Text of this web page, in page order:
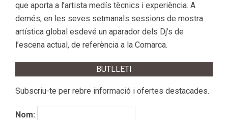
que aporta a l’artista medís tècnics i experiència. A
demés, en les seves setmanals sessions de mostra
artística global esdevé un aparador dels Dj’s de
l’escena actual, de referència a la Comarca.
BUTLLETI
Subscriu-te per rebre informació i ofertes destacades.
Nom: